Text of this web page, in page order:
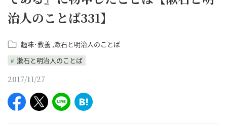
治人のことば331】
趣味･教養 漱石と明治人のことば
漱石と明治人のことば
2017/11/27